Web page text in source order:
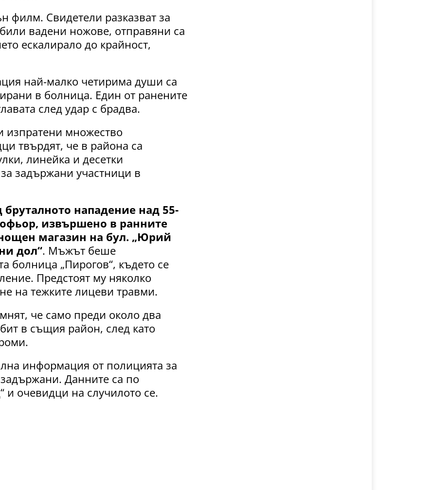
филм. Свидетели разказват за
вадени ножове, отправяни са
ескалирало до крайност,
най-малко четирима души са
в болница. Един от ранените
след удар с брадва.
изпратени множество
твърдят, че в района са
линейка и десетки
задържани участници в
нападение над 55-
извършено в ранните
магазин на бул. „Юрий
и дол“. Мъжът беше
болница „Пирогов“, където се
Предстоят му няколко
на тежките лицеви травми.
че само преди около два
в същия район, след като
информация от полицията за
Данните са по
очевидци на случилото се.